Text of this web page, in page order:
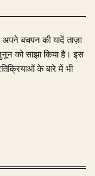
अपने बचपन की यादें ताज़ा
को साझा किया है। इस
के बारे में भी